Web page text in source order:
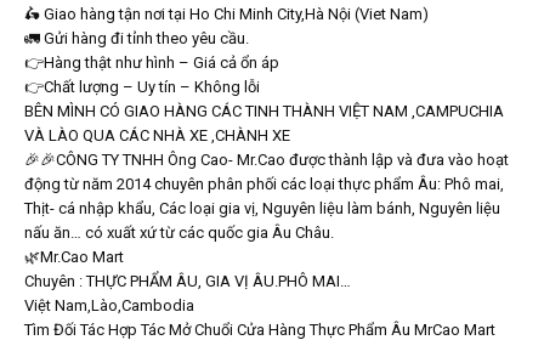
🛵 Giao hàng tận nơi tại Ho Chi Minh City,Hà Nội (Viet Nam)
🚛 Gửi hàng đi tỉnh theo yêu cầu.
👉Hàng thật như hình – Giá cả ổn áp
👉Chất lượng – Uy tín – Không lỗi
BÊN MÌNH CÓ GIAO HÀNG CÁC TINH THÀNH VIỆT NAM ,CAMPUCHIA
VÀ LÀO QUA CÁC NHÀ XE ,CHÀNH XE
🎉🎉CÔNG TY TNHH Ông Cao- Mr.Cao được thành lập và đưa vào hoạt
động từ năm 2014 chuyên phân phối các loại thực phẩm Âu: Phô mai,
Thịt- cá nhập khẩu, Các loại gia vị, Nguyên liệu làm bánh, Nguyên liệu
nấu ăn… có xuất xứ từ các quốc gia Âu Châu.
🌿Mr.Cao Mart
Chuyên : THỰC PHẨM ÂU, GIA VỊ ÂU.PHÔ MAI…
Việt Nam,Lào,Cambodia
Tìm Đối Tác Hợp Tác Mở Chuổi Cửa Hàng Thực Phẩm Âu MrCao Mart